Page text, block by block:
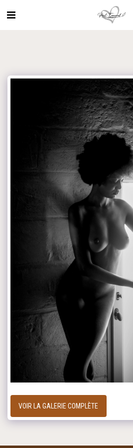
VOIR LA GALERIE COMPLÈTE